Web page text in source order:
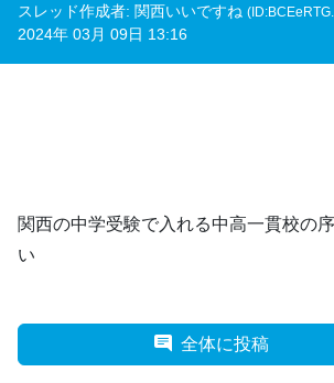
スレッド作成者: 関西いいですね
2024年 03月 09日 13:16
関西の中学受験で入れる中高一貫校の
い
全体に投稿